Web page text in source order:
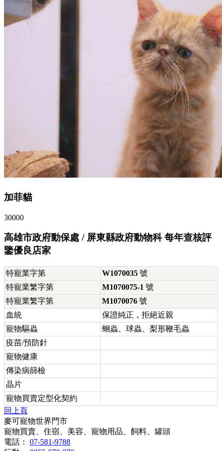
加菲貓
30000
高雄市政府動保處 / 屏東縣政府動物科 每年查核評
鑒優良店家
特寵業字第 W1070035 號
特寵業繁字第
M1070075-1 號
特寵業繁字第
M1070076 號
血統
保證純正，拒絕近親
寵物驅蟲
蛔蟲、球蟲、梨形鞭毛蟲
疫苗/預防針
寵物健康
傳染病篩檢
晶片
寵物買賣定型化契約
回上頁
麥可寵物世界門市
寵物買賣、住宿、美容、寵物用品、飼料、罐頭
電話： 07-581-9788